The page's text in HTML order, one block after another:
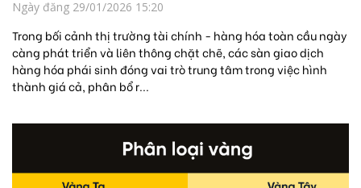
Ngày đăng 29/01/2026 15:20
Trong bối cảnh thị trường tài chính - hàng hóa toàn cầu ngày
càng phát triển và liên thông chặt chẽ, các sàn giao dịch
hàng hóa phái sinh đóng vai trò trung tâm trong việc hình
thành giá cả, phân bổ r...